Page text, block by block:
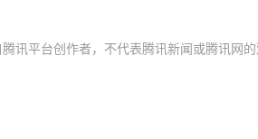
讯平台创作者，不代表腾讯新闻或腾讯网的